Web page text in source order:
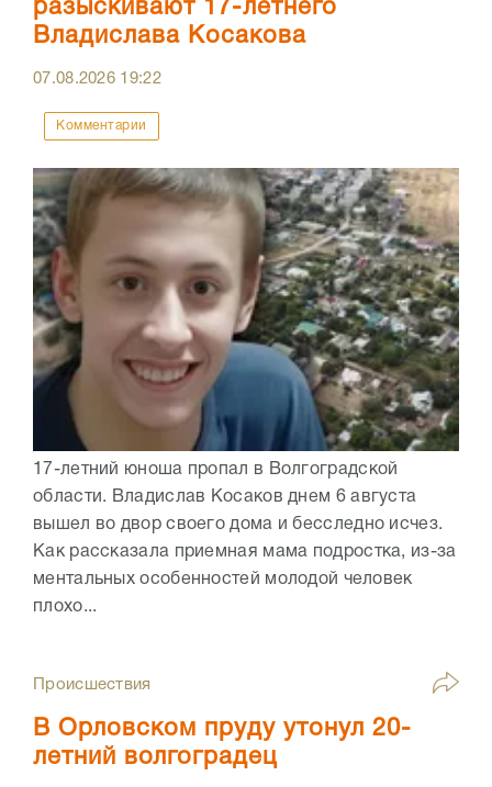
разыскивают 17-летнего
Владислава Косакова
07.08.2026 19:22
Комментарии
17-летний юноша пропал в Волгоградской
области. Владислав Косаков днем 6 августа
вышел во двор своего дома и бесследно исчез.
Как рассказала приемная мама подростка, из-за
ментальных особенностей молодой человек
плохо...
Происшествия
В Орловском пруду утонул 20-
летний волгоградец